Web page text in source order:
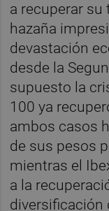
a recuperar su
hazaña
devastación
desde la
supuesto la
100 ya
ambos casos
de sus pesos
mientras el
a la
diversificación